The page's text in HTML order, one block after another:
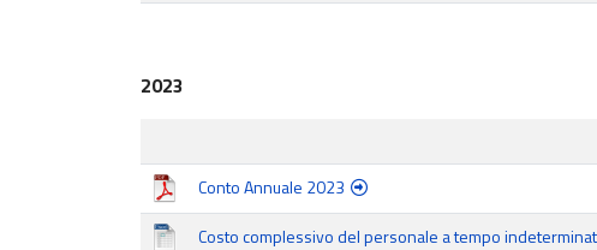
2023
Conto Annuale 2023
Costo complessivo del personale a tempo